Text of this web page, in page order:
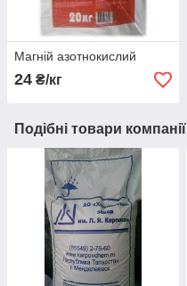
Магній азотнокислий
24 ₴/кг
Подібні товари компанії